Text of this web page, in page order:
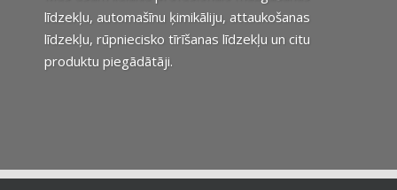
līdzekļu, automašīnu ķimikāliju, attaukošanas
līdzekļu, rūpniecisko tīrīšanas līdzekļu un citu
produktu piegādātāji.